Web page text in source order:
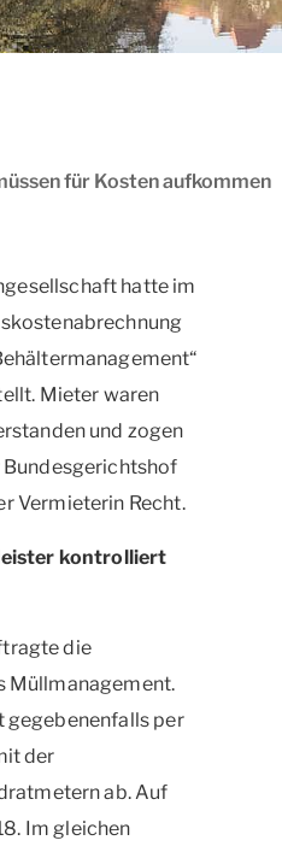
für Kosten aufkommen
hatte im
Mieter waren
und zogen
Vermieterin Recht.
kontrolliert
die
Müllmanagement.
gegebenenfalls per
der
ab. Auf
Im gleichen